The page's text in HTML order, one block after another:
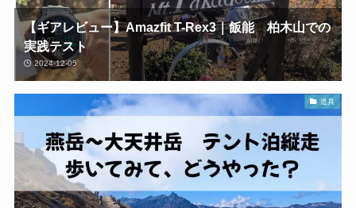
【ギアレビュー】Amazfit T-Rex3｜飯能 柏木山での
実践テスト
2024-12-05
道具